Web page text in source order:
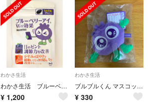
わかさ生活
わかさ生活 ブルーベリーアイ
¥ 1,200
わかさ生活
ブルブルくん マスコット わかさ生活 ブルーベリー
¥ 330